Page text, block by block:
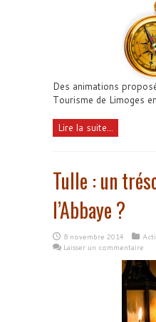
Des animations
Tourisme de Limoges
Lire la suite...
Tulle : un
l’Abbaye ?
8 novembre 2014
Laisser un commentaire